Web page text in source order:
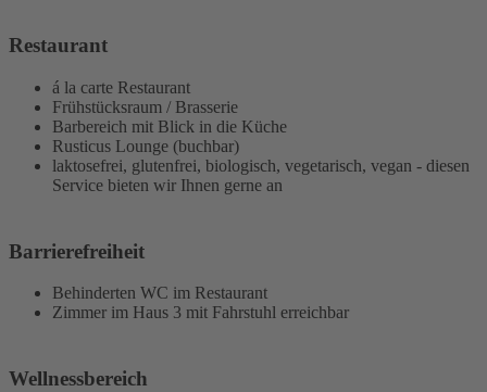
Restaurant
á la carte Restaurant
Frühstücksraum / Brasserie
Barbereich mit Blick in die Küche
Rusticus Lounge (buchbar)
laktosefrei, glutenfrei, biologisch, vegetarisch, vegan - diesen
Service bieten wir Ihnen gerne an
Barrierefreiheit
Behinderten WC im Restaurant
Zimmer im Haus 3 mit Fahrstuhl erreichbar
Wellnessbereich